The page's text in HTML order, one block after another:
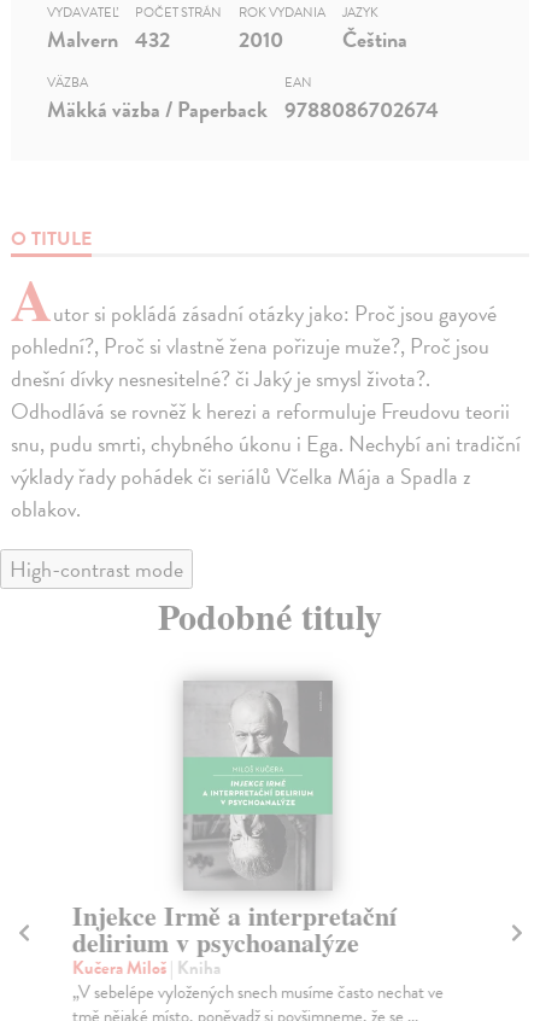
O TITULE
Autor si pokládá zásadní otázky jako: Proč jsou gayové
pohlední?, Proč si vlastně žena pořizuje muže?, Proč jsou
dnešní dívky nesnesitelné? či Jaký je smysl života?.
Odhodlává se rovněž k herezi a reformuluje Freudovu teorii
snu, pudu smrti, chybného úkonu i Ega. Nechybí ani tradiční
výklady řady pohádek či seriálů Včelka Mája a Spadla z
oblakov.
VYDAVATEĽ
Malvern
POČET STRÁN
432
ROK VYDANIA
2010
JAZYK
Čeština
VÄZBA
Mäkká väzba / Paperback
EAN
9788086702674
High-contrast mode
Podobné tituly
Injekce Irmě a interpretační
delirium v psychoanalýze
Kučera Miloš| Kniha
„V sebelépe vyložených snech musíme často nechat ve